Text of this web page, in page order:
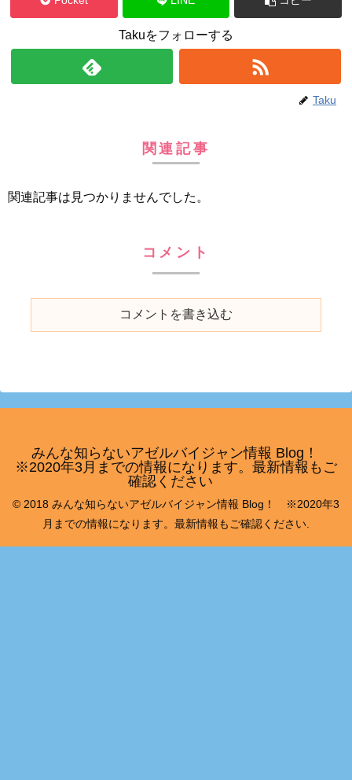
Takuをフォローする
Taku
関連記事
関連記事は見つかりませんでした。
コメント
コメントを書き込む
みんな知らないアゼルバイジャン情報 Blog！
※2020年3月までの情報になります。最新情報もご
確認ください
© 2018 みんな知らないアゼルバイジャン情報 Blog！ ※2020年3
月までの情報になります。最新情報もご確認ください.